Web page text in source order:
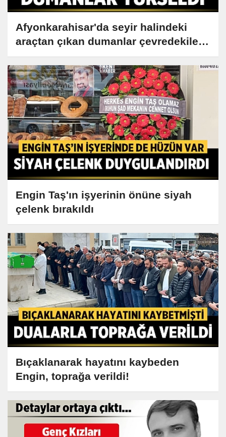
Afyonkarahisar'da seyir halindeki
araçtan çıkan dumanlar çevredekileri
korkuttu
Engin Taş'ın işyerinin önüne siyah
çelenk bırakıldı
Bıçaklanarak hayatını kaybeden
Engin, toprağa verildi!